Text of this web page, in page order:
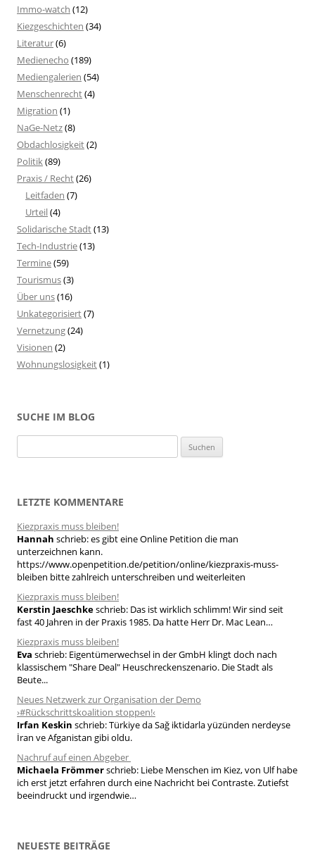
Immo-watch (12)
Kiezgeschichten (34)
Literatur(6)
Medienecho (189)
Mediengalerien (54)
Menschenrecht(4)
Migration (1)
NaGe-Netz(8)
Obdachlosigkeit(2)
Politik(89)
Praxis / Recht(26)
Leitfaden (7)
Urteil(4)
Solidarische Stadt(13)
Tech-Industrie(13)
Termine(59)
Tourismus(3)
Über uns(16)
Unkategorisiert(7)
Vernetzung(24)
Visionen (2)
Wohnungslosigkeit(1)
SUCHE IM BLOG
u
n
n
a
c
h
:
LETZTE KOMMENTARE
Kiezpraxis muss bleiben!
Hannah schrieb:es gibt eine Online Petition die man
unterzeichnen kann.
https://www.openpetition.de/petition/online/kiezpraxis-muss-
bleiben bitte zahlreich unterschreiben und weiterleiten
Kiezpraxis muss bleiben!
Kerstin Jaeschkeschrieb: Das ist wirklich schlimm! Wir sind seit
fast 40 Jahren in der Praxis 1985. Da hatte Herr Dr. Mac Lean…
Kiezpraxis muss bleiben!
Eva schrieb: Eigentümerwechsel in der GmbH klingt doch nach
klassischem "Share Deal" Heuschreckenszenario. Die Stadt als
Beute...
Neues Netzwerk zur Organisation der Demo
›#Rückschrittskoalition stoppen!‹
Irfan Keskin schrieb:Türkiye da Sağ iktidarla yüzünden nerdeyse
İran ve Afganistan gibi oldu.
Nachruf auf einen Abgeber
Michaela Frömmerschrieb: Liebe Menschen im Kiez, von Ulf habe
ich erst jetzt erfahren durch eine Nachricht bei Contraste. Zutiefst
beeindruckt und irgendwie…
NEUESTE BEITRÄGE